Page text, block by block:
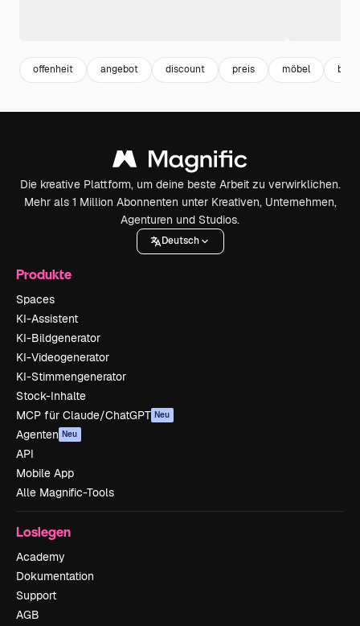
offenheit angebot discount preis möbel
Die kreative Plattform, um deine beste Arbeit zu verwirklichen.
Mehr als 1 Million Abonnenten unter Kreativen, Unternehmen,
Agenturen und Studios.
Deutsch
Produkte
Spaces
KI-Assistent
KI-Bildgenerator
KI-Videogenerator
KI-Stimmengenerator
Stock-Inhalte
MCP für Claude/ChatGPT Neu
Agenten Neu
API
Mobile App
Alle Magnific-Tools
Loslegen
Academy
Dokumentation
Support
AGB